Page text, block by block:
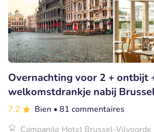
Overnachting voor 2 + ontbijt
welkomstdrankje nabij
7.2 Bien • 81 commentaires
Campanile Hotel Brussel-Vilvoorde